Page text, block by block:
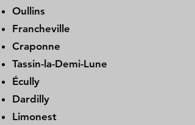
Oullins
Francheville
Craponne
Tassin-la-Demi-Lune
Écully
Dardilly
Limonest